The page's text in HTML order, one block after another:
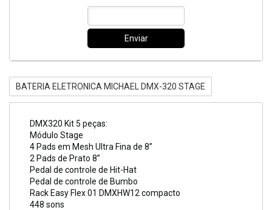
Enviar
BATERIA ELETRONICA MICHAEL DMX-320 STAGE
DMX320 Kit 5 peças:
Módulo Stage
4 Pads em Mesh Ultra Fina de 8”
2 Pads de Prato 8”
Pedal de controle de Hit-Hat
Pedal de controle de Bumbo
Rack Easy Flex 01 DMXHW12 compacto
448 sons